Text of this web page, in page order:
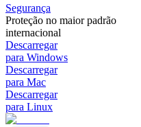
Segurança
Proteção no maior padrão
internacional
Descarregar
para Windows
Descarregar
para Mac
Descarregar
para Linux